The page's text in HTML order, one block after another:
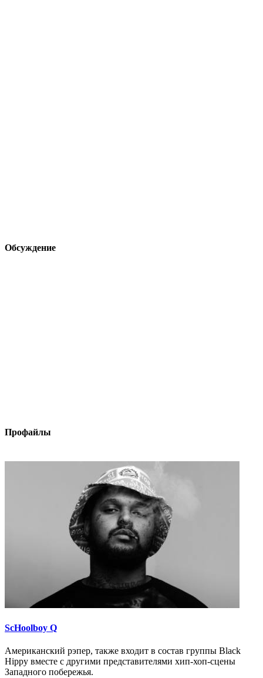
Обсуждение
Профайлы
ScHoolboy Q
Американский рэпер, также входит в состав группы Black
Hippy вместе с другими представителями хип-хоп-сцены
Западного побережья.